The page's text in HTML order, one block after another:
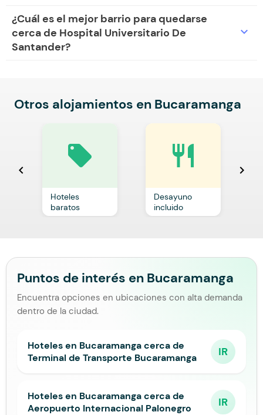
¿Cuál es el mejor barrio para quedarse
cerca de Hospital Universitario De
Santander?
expand_more
Otros alojamientos en Bucaramanga
chevron_left
local_offer
Hoteles
baratos
restaurant
Desayuno
incluido
chevron_right
Puntos de interés en Bucaramanga
Encuentra opciones en ubicaciones con alta demanda
dentro de la ciudad.
Hoteles en Bucaramanga cerca de
Terminal de Transporte Bucaramanga
IR
Hoteles en Bucaramanga cerca de
Aeropuerto Internacional Palonegro
IR